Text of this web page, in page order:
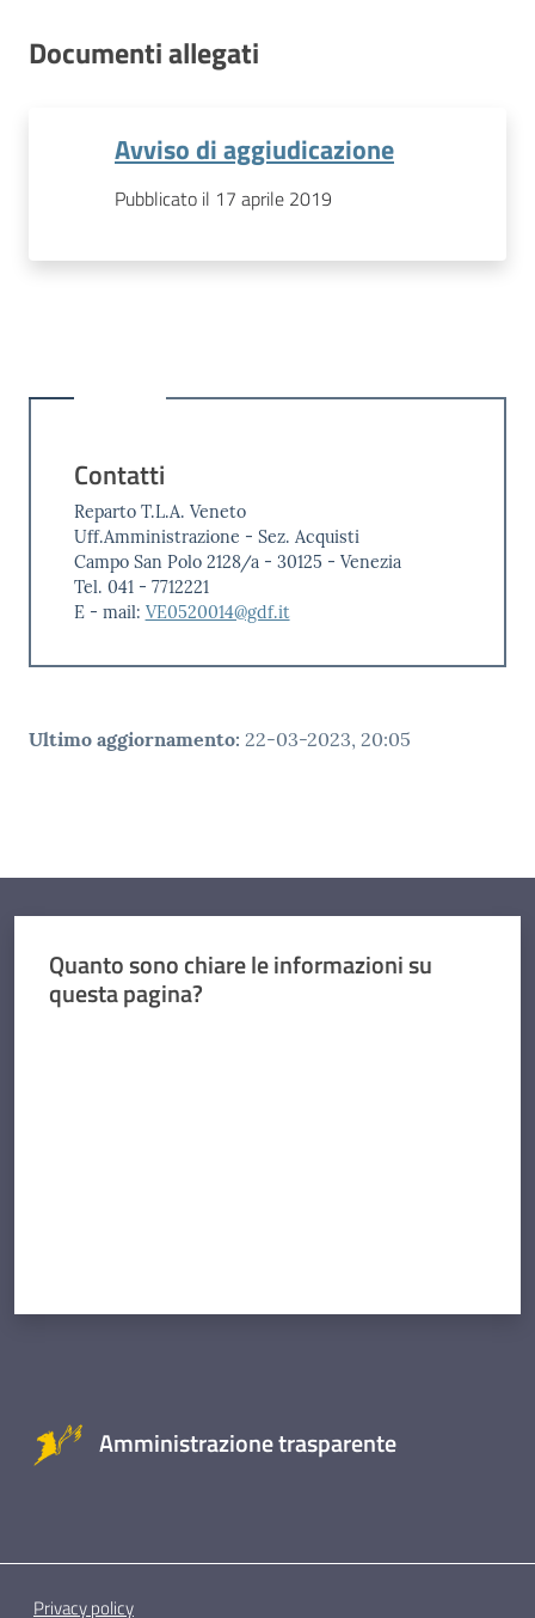
Documenti allegati
Avviso di aggiudicazione
Pubblicato il 17 aprile 2019
Contatti
Reparto T.L.A. Veneto
Uff.Amministrazione - Sez. Acquisti
Campo San Polo 2128/a - 30125 - Venezia
Tel. 041 - 7712221
E - mail: VE0520014@gdf.it
Ultimo aggiornamento: 22-03-2023, 20:05
Quanto sono chiare le informazioni su
questa pagina?
Amministrazione trasparente
Privacy policy